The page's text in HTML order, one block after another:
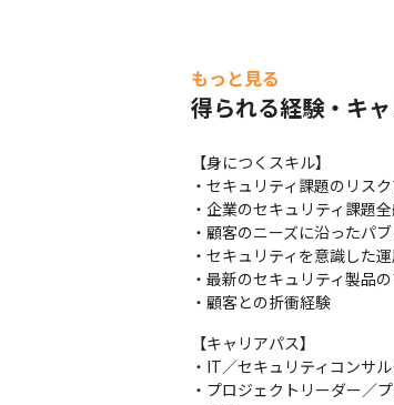
もっと見る
得られる経験・キ
【身につくスキル】
・セキュリティ課題のリス
・企業のセキュリティ課題
・顧客のニーズに沿ったパ
・セキュリティを意識した
・最新のセキュリティ製品
・顧客との折衝経験
【キャリアパス】
・IT／セキュリティコンサ
・プロジェクトリーダー／